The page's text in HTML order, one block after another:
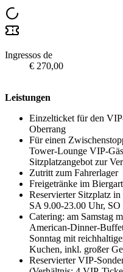
Ingressos de
€ 270,00
Leistungen
Einzelticket für den
Oberrang
Für einen
Tower-Lounge VIP-
Sitzplatzangebot zur
Zutritt zum Fahrerlager
Freigetränke im
Reservierter Sitzplatz
SA 9.00-23.00 Uhr,
Catering: am Samstag
American-Dinner-
Sonntag mit
Kuchen, inkl. großer
Reservierter VIP-